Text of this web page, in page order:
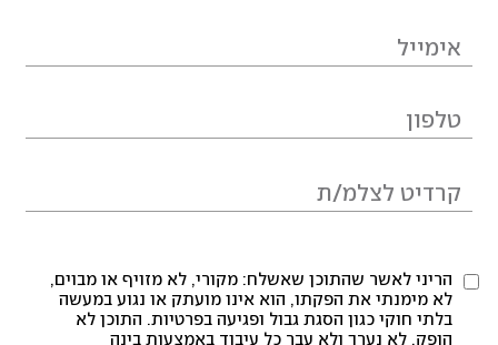
הריני לאשר שהתוכן שאשלח: מקורי, לא מזויף או מבוים,
לא מימנתי את הפקתו, הוא אינו מועתק או נגוע במעשה
בלתי חוקי כגון הסגת גבול ופגיעה בפרטיות. התוכן לא
הופק, לא נערך ולא עבר כל עיבוד באמצעות בינה